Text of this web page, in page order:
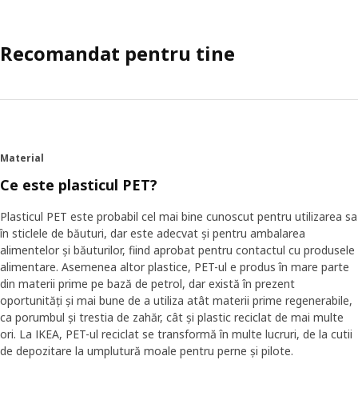
Recomandat pentru tine
Material
Ce este plasticul PET?
Plasticul PET este probabil cel mai bine cunoscut pentru utilizarea sa
în sticlele de băuturi, dar este adecvat și pentru ambalarea
alimentelor și băuturilor, fiind aprobat pentru contactul cu produsele
alimentare. Asemenea altor plastice, PET-ul e produs în mare parte
din materii prime pe bază de petrol, dar există în prezent
oportunități și mai bune de a utiliza atât materii prime regenerabile,
ca porumbul și trestia de zahăr, cât și plastic reciclat de mai multe
ori. La IKEA, PET-ul reciclat se transformă în multe lucruri, de la cutii
de depozitare la umplutură moale pentru perne și pilote.